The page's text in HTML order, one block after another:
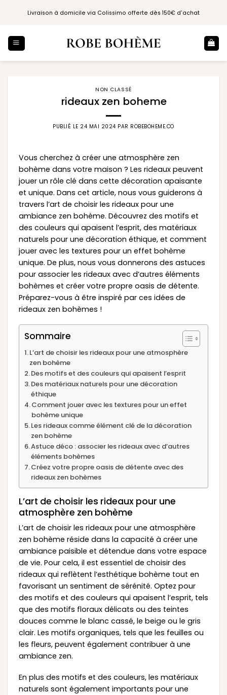
Livraison à domicile via Colissimo offerte dès 150€ d'achat
NON CLASSÉ
rideaux zen boheme
PUBLIÉ LE 24 MAI 2024 PAR ROBEBOHEME.CO
Vous cherchez à créer une atmosphère zen
bohème dans votre maison ? Les rideaux peuvent
jouer un rôle clé dans cette décoration apaisante
et unique. Dans cet article, nous vous guiderons à
travers l’art de choisir les rideaux pour une
ambiance zen bohème. Découvrez des motifs et
des couleurs qui apaisent l’esprit, des matériaux
naturels pour une décoration éthique, et comment
jouer avec les textures pour un effet bohème
unique. De plus, nous vous donnerons des astuces
pour associer les rideaux avec d’autres éléments
bohèmes et créer votre propre oasis de détente.
Préparez-vous à être inspiré par ces idées de
rideaux zen bohèmes !
Sommaire
L’art de choisir les rideaux pour une atmosphère
zen bohème
Des motifs et des couleurs qui apaisent l’esprit
Des matériaux naturels pour une décoration
éthique
Comment jouer avec les textures pour un effet
bohème unique
Les rideaux comme élément clé de la décoration
zen bohème
Astuce déco : associer les rideaux avec d’autres
éléments bohèmes
Créez votre propre oasis de détente avec des
rideaux zen bohèmes
L’art de choisir les rideaux pour une
atmosphère zen bohème
L’art de choisir les rideaux pour une atmosphère
zen bohème réside dans la capacité à créer une
ambiance paisible et détendue dans votre espace
de vie. Pour cela, il est essentiel de choisir des
rideaux qui reflètent l’esthétique bohème tout en
favorisant un sentiment de sérénité. Optez pour
des motifs et des couleurs qui apaisent l’esprit, tels
que des motifs floraux délicats ou des teintes
douces comme le blanc cassé, le beige ou le gris
clair. Les motifs organiques, tels que les feuilles ou
les fleurs, peuvent également contribuer à une
ambiance zen.
En plus des motifs et des couleurs, les matériaux
naturels sont également importants pour une